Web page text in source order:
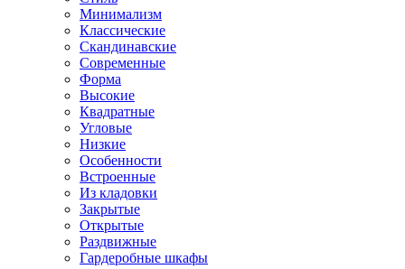
Минимализм
Классические
Скандинавские
Современные
Форма
Высокие
Квадратные
Угловые
Низкие
Особенности
Встроенные
Из кладовки
Закрытые
Открытые
Раздвижные
Гардеробные шкафы